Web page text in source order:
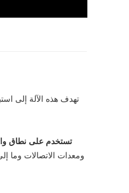
تهدف هذه الآلة إلى
تستخدم على نطاق
ومعدات الاتصالات وما